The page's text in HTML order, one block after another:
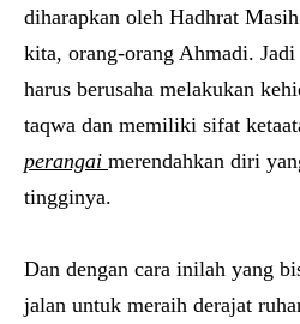
diharapkan oleh Hadhrat
kita, orang-orang Ahmadi.
harus berusaha melakukan
taqwa dan memiliki sifat
perangai merendahkan diri
tingginya.
Dan dengan cara inilah yang
jalan untuk meraih derajat